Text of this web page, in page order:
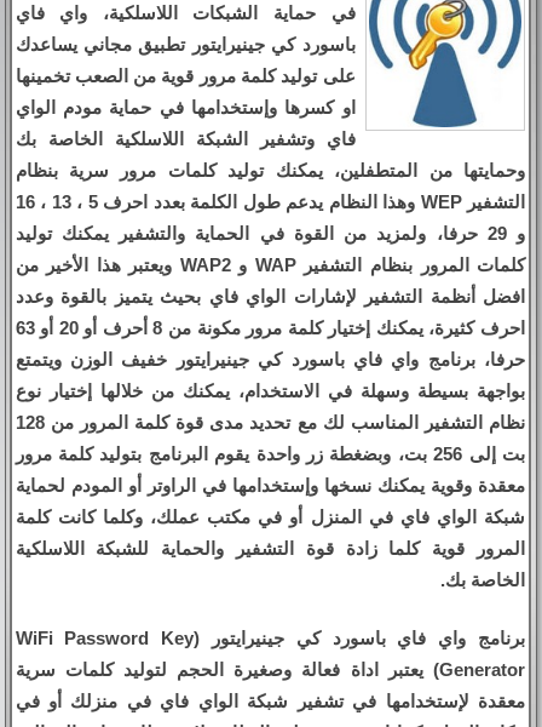
في حماية الشبكات اللاسلكية، واي فاي
باسورد كي جينيرايتور تطبيق مجاني يساعدك
على توليد كلمة مرور قوية من الصعب تخمينها
او كسرها وإستخدامها في حماية مودم الواي
فاي وتشفير الشبكة اللاسلكية الخاصة بك
وحمايتها من المتطفلين، يمكنك توليد كلمات مرور سرية بنظام
التشفير WEP وهذا النظام يدعم طول الكلمة بعدد احرف 5 ، 13 ، 16
و 29 حرفا، ولمزيد من القوة في الحماية والتشفير يمكنك توليد
كلمات المرور بنظام التشفير WAP و WAP2 ويعتبر هذا الأخير من
افضل أنظمة التشفير لإشارات الواي فاي بحيث يتميز بالقوة وعدد
احرف كثيرة، يمكنك إختيار كلمة مرور مكونة من 8 أحرف أو 20 أو 63
حرفا، برنامج واي فاي باسورد كي جينيرايتور خفيف الوزن ويتمتع
بواجهة بسيطة وسهلة في الاستخدام، يمكنك من خلالها إختيار نوع
نظام التشفير المناسب لك مع تحديد مدى قوة كلمة المرور من 128
بت إلى 256 بت، وبضغطة زر واحدة يقوم البرنامج بتوليد كلمة مرور
معقدة وقوية يمكنك نسخها وإستخدامها في الراوتر أو المودم لحماية
شبكة الواي فاي في المنزل أو في مكتب عملك، وكلما كانت كلمة
المرور قوية كلما زادة قوة التشفير والحماية للشبكة اللاسلكية
الخاصة بك.
برنامج واي فاي باسورد كي جينيرايتور (WiFi Password Key
Generator) يعتبر اداة فعالة وصغيرة الحجم لتوليد كلمات سرية
معقدة لإستخدامها في تشفير شبكة الواي فاي في منزلك أو في